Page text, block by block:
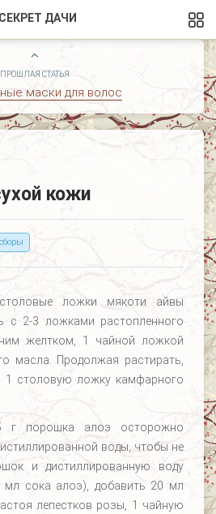
СЕКРЕТ ДАЧИ
ПРОШЛАЯ СТАТЬЯ
маски для волос
кожи
ложки мякоти айвы
с 2-3 ложками растопленного
желтком, 1 чайной ложкой
масла. Продолжая растирать,
1 столовую ложку камфарного
г порошка алоэ осторожно
воды, чтобы не
и дистиллированную воду
сока алоэ), добавить 20 мл
лепестков розы, 1 чайную